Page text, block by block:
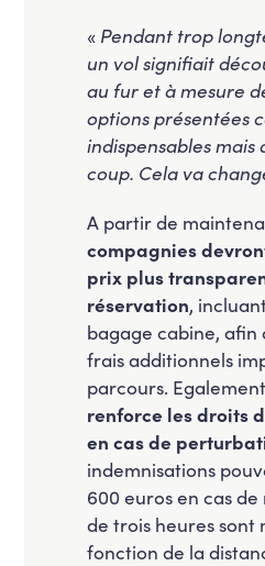
« Pendant trop
un vol signifiait
au fur et à mesure
options présentées
indispensables mais
coup. Cela va
A partir de
compagnies
prix plus
réservation,
bagage cabine, afin
frais additionnels
parcours.
renforce les droits
en cas de
indemnisations
600 euros en cas
de trois heures sont
fonction de la